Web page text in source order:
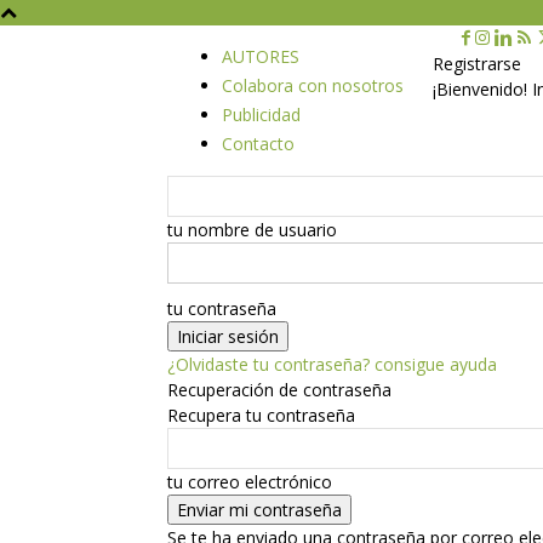
AUTORES
Colabora con nosotros
Publicidad
Contacto
Registrarse
¡Bienvenido!
tu nombre de usuario
tu contraseña
¿Olvidaste tu contraseña? consigue ayuda
Recuperación de contraseña
Recupera tu contraseña
tu correo electrónico
Se te ha enviado una contraseña por correo